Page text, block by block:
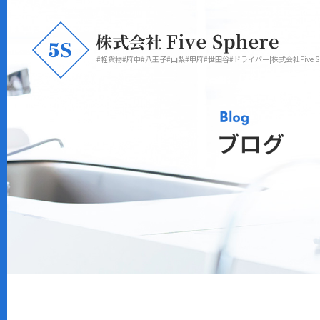
#軽貨物#府中#八王子#山梨#甲府#世田谷#ドライバー|株式会社Five